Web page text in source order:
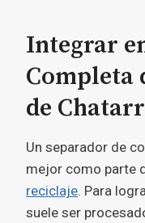
Integrar
Completa
de
Un separador de
mejor como parte
reciclaje. Para
suele ser